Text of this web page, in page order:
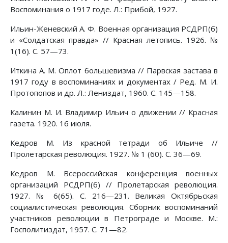
Воспоминания о 1917 годе. Л.: Прибой, 1927.
Ильин-Женевский А. Ф. Военная организация РСДРП(б)
и «Солдатская правда» // Красная летопись. 1926. №
1(16). С. 57—73.
Иткина А. М. Оплот большевизма // Парвская застава в
1917 году в воспоминаниях и документах / Ред. М. И.
Протопопов и др. Л.: Лениздат, 1960. С. 145—158.
Калинин М. И. Владимир Ильич о движении // Красная
газета. 1920. 16 июля.
Кедров М. Из красной тетради об Ильиче //
Пролетарская революция. 1927. № 1 (60). С. 36—69.
Кедров М. Всероссийская конференция военных
организаций РСДРП(б) // Пролетарская революция.
1927. № 6(65). С. 216—231. Великая Октябрьская
социалистическая революция. Сборник воспоминаний
участников революции в Петрограде и Москве. М.:
Госполитиздат, 1957. С. 71—82.